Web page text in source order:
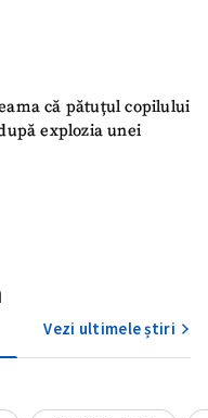
că pătuțul copilului
explozia unei
Vezi ultimele știri